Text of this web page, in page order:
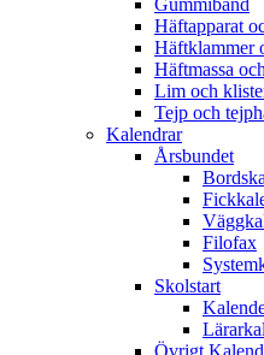
Gummiband
Häftapparat
Häftklammer
Häftmassa
Lim och
Tejp och
Kalendrar
Årsbundet
Filofax
Skolstart
Övrigt